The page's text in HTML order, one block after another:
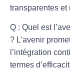
transparentes
Q : Quel est
? L’avenir
l’intégration
termes